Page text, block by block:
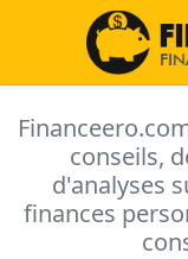
conseils,
d'analyses
finances